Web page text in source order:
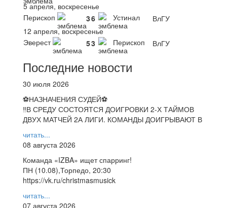
5 апреля, воскресенье
Перископ
36 Устинал
ВлГУ
12 апреля, воскресенье
Эверест
53 Перископ ВлГУ
Последние новости
30 июля 2026
⚽НАЗНАЧЕНИЯ СУДЕЙ⚽
‼В СРЕДУ СОСТОЯТСЯ ДОИГРОВКИ 2-Х ТАЙМОВ
ДВУХ МАТЧЕЙ 2А ЛИГИ. КОМАНДЫ ДОИГРЫВАЮТ В
читать...
08 августа 2026
Команда «IZBA» ищет спарринг!
ПН (10.08),Торпедо, 20:30
https://vk.ru/christmasmusick
читать...
07 августа 2026